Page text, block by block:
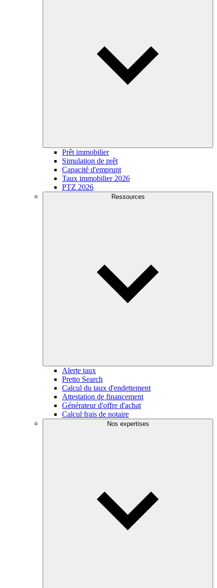
Prêt immobilier
Simulation de prêt
Capacité d'emprunt
Taux immobilier 2026
PTZ 2026
Ressources
Alerte taux
Pretto Search
Calcul du taux d'endettement
Attestation de financement
Générateur d'offre d'achat
Calcul frais de notaire
Nos expertises